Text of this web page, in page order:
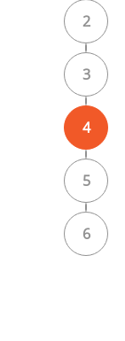
2
3
4
5
6